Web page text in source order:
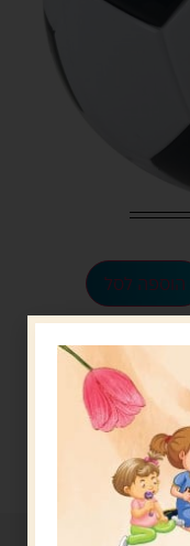
הוספה לסל
?